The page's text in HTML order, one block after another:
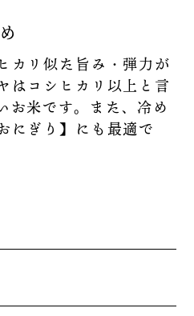
カリ似た旨み・弾力が
はコシヒカリ以上と言
お米です。また、冷め
にぎり】にも最適で